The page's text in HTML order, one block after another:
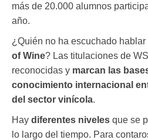
más de 20.000 alumnos
año.
¿Quién no ha escuchado
of Wine? Las titulaciones de
reconocidas y marcan las
conocimiento internacional
del sector vinícola.
Hay diferentes niveles que se
lo largo del tiempo. Para